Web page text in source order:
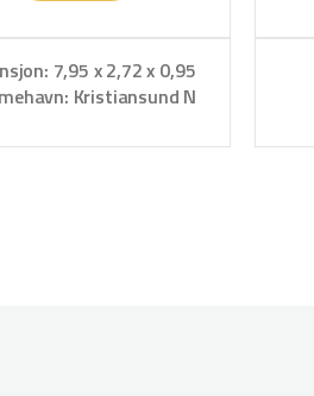
7,95 x 2,72 x 0,95
Kristiansund N